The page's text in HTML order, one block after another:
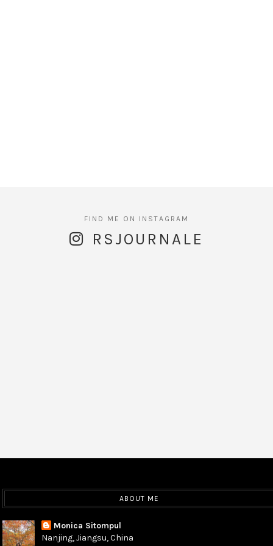
RSJOURNALE
ABOUT ME
Monica Sitompul
Nanjing, Jiangsu, China